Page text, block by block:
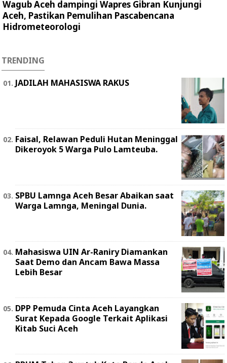
Wagub Aceh dampingi Wapres Gibran Kunjungi
Aceh, Pastikan Pemulihan Pascabencana
Hidrometeorologi
TRENDING
JADILAH MAHASISWA RAKUS
Faisal, Relawan Peduli Hutan Meninggal
Dikeroyok 5 Warga Pulo Lamteuba.
SPBU Lamnga Aceh Besar Abaikan saat
Warga Lamnga, Meningal Dunia.
Mahasiswa UIN Ar-Raniry Diamankan
Saat Demo dan Ancam Bawa Massa
Lebih Besar
DPP Pemuda Cinta Aceh Layangkan
Surat Kepada Google Terkait Aplikasi
Kitab Suci Aceh